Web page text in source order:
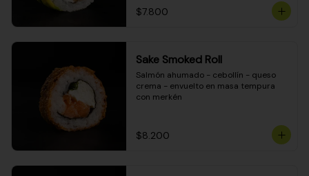
$7.800
Sake Smoked Roll
Salmón ahumado - cebollín - queso
crema - envuelto en masa tempura
con merkén
$8.200